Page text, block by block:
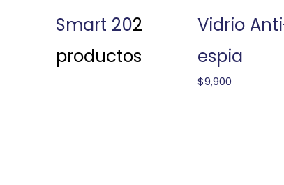
Smart 202
productos
Vidrio
espia
$9,900